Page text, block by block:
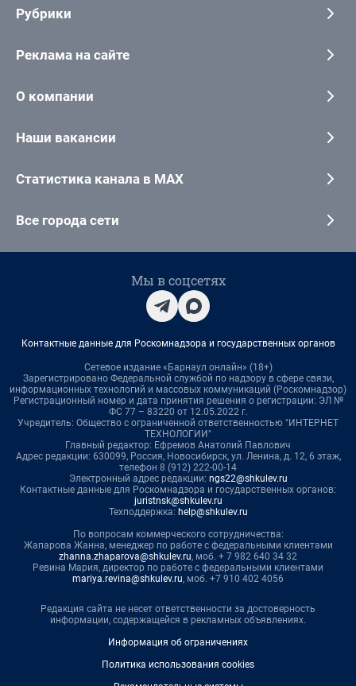
Рубрики
Реклама на сайте
О компании
Наши вакансии
Статистика канала в MAX
Все города сети
Мы в соцсетях
Контактные данные для Роскомнадзора и государственных органов
Сетевое издание «Барнаул онлайн» (18+)
Зарегистрировано Федеральной службой по надзору в сфере связи,
информационных технологий и массовых коммуникаций (Роскомнадзор)
Регистрационный номер и дата принятия решения о регистрации: ЭЛ №
ФС 77 – 83220 от 12.05.2022 г.
Учредитель: Общество с ограниченной ответственностью "ИНТЕРНЕТ
ТЕХНОЛОГИИ"
Главный редактор: Ефремов Анатолий Павлович
Адрес редакции: 630099, Россия, Новосибирск, ул. Ленина, д. 12, 6 этаж,
телефон 8 (912) 222-00-14
Электронный адрес редакции: ngs22@shkulev.ru
Контактные данные для Роскомнадзора и государственных органов:
juristnsk@shkulev.ru
Техподдержка: help@shkulev.ru
По вопросам коммерческого сотрудничества:
Жапарова Жанна, менеджер по работе с федеральными клиентами
zhanna.zhaparova@shkulev.ru, моб. + 7 982 640 34 32
Ревина Мария, директор по работе с федеральными клиентами
mariya.revina@shkulev.ru, моб. +7 910 402 4056
Редакция сайта не несет ответственности за достоверность
информации, содержащейся в рекламных объявлениях.
Информация об ограничениях
Политика использования cookies